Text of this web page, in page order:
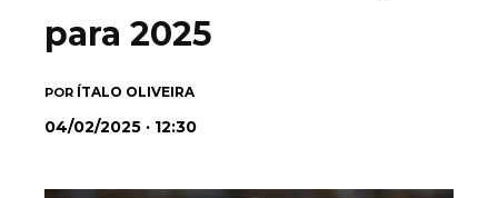
para 2025
POR ÍTALO OLIVEIRA
04/02/2025 · 12:30